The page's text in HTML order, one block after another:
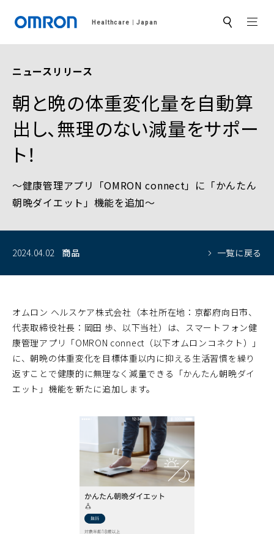
Healthcare Japan サ
ト
ニュースリリース
朝と晩の体重変化量を自動算
出し、無理のない減量をサポー
ト！
～健康管理アプリ「OMRON connect」に「かんたん
朝晩ダイエット」機能を追加～
2024.04.02 商品 一覧に戻る
オムロン ヘルスケア株式会社（本社所在地：京都府向日市、
代表取締役社長：岡田 歩、以下当社）は、スマートフォン健
康管理アプリ「OMRON connect（以下オムロンコネクト）」
に、朝晩の体重変化を目標体重以内に抑える生活習慣を繰り
返すことで健康的に無理なく減量できる「かんたん朝晩ダイ
エット」機能を新たに追加します。